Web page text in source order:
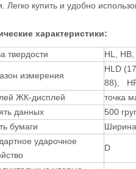
Легко купить и удобно
характеристики:
твердости HL,
измерения
HLD
88),
ЖК-дисплей
точка
данных
500
бумаги
ударочное
D